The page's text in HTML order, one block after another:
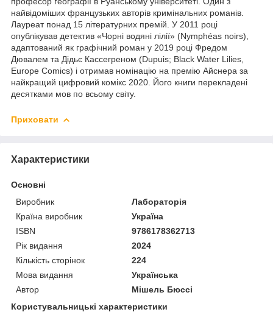
найвідоміших французьких авторів кримінальних романів.
Лауреат понад 15 літературних премій. У 2011 році
опублікував детектив «Чорні водяні лілії» (Nymphéas noirs),
адаптований як графічний роман у 2019 році Фредом
Дювалем та Дідьє Кассегреном (Dupuis; Black Water Lilies,
Europe Comics) і отримав номінацію на премію Айснера за
найкращий цифровий комікс 2020. Його книги перекладені
десятками мов по всьому світу.
Приховати
Характеристики
Основні
Виробник
Лабораторія
Країна виробник
Україна
ISBN
9786178362713
Рік видання
2024
Кількість сторінок
224
Мова видання
Українська
Автор
Мішель Бюссі
Користувальницькі характеристики